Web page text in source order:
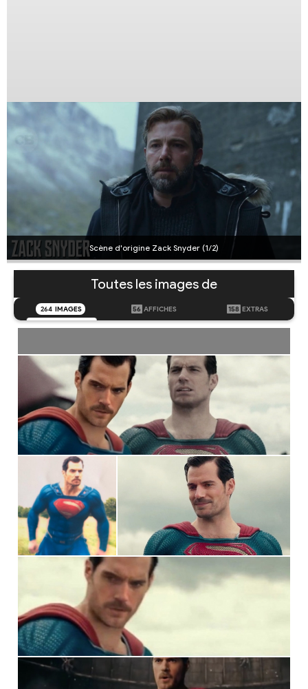
Scène d'origine Zack Snyder (1/2)
Toutes les images de
264 IMAGES 56 AFFICHES 158 EXTRAS